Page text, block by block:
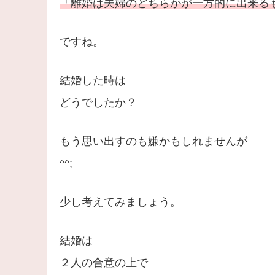
「離婚は夫婦のどちらかが一方的に出来る
ですね。
結婚した時は
どうでしたか？
もう思い出すのも嫌かもしれませんが
^^;
少し考えてみましょう。
結婚は
２人の合意の上で